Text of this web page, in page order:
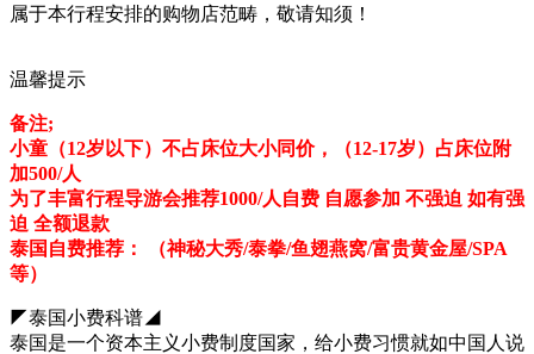
属于本行程安排的购物店范畴，敬请知须！
温馨提示
备注;
小童（12岁以下）不占床位大小同价，（12-17岁）占床位附
加500/人
为了丰富行程导游会推荐1000/人自费 自愿参加 不强迫 如有强
迫 全额退款
泰国自费推荐： （神秘大秀/泰拳/鱼翅燕窝/富贵黄金屋/SPA
等）
◤泰国小费科谱◢
泰国是一个资本主义小费制度国家，给小费习惯就如中国人说